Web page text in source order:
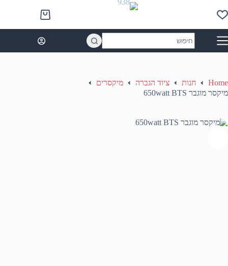
to
content
Shopping
cart
results
Home חנות ציוד הגברה
מיקסרים
מיקסר מוגבר 650watt BTS